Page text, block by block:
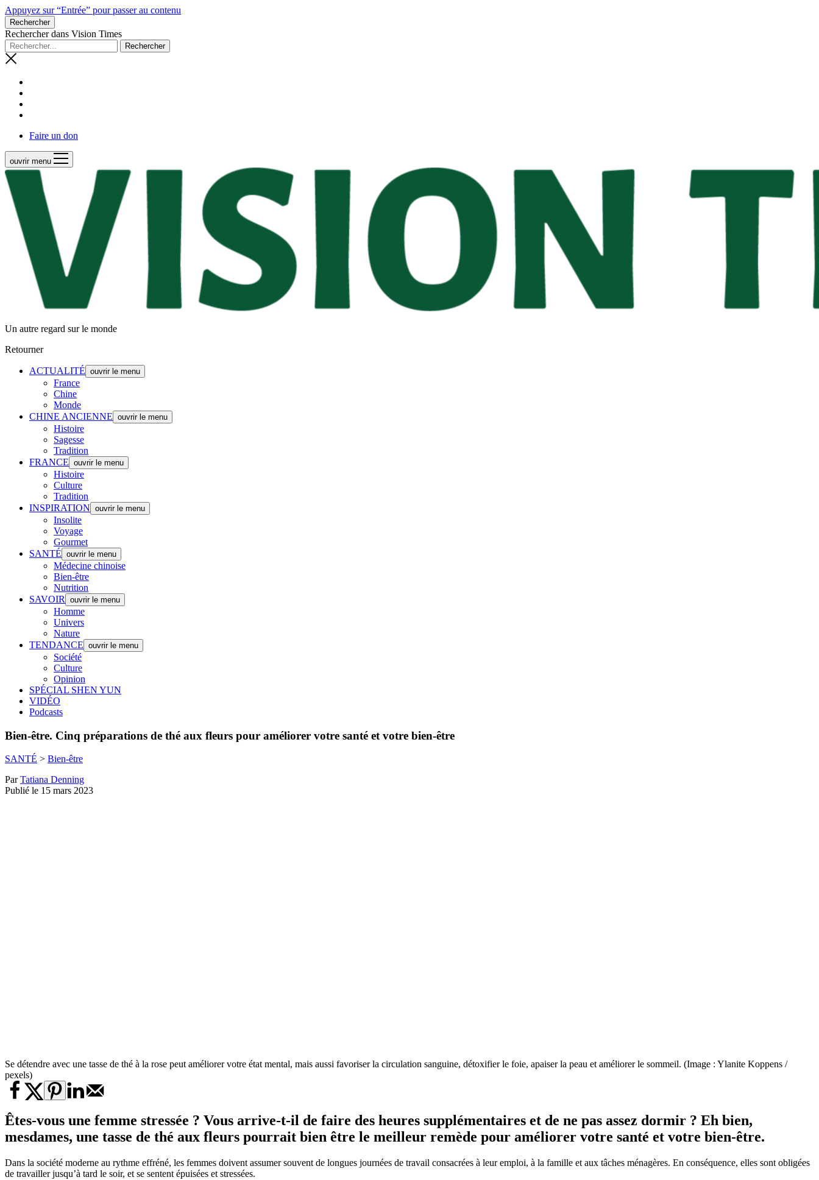
Appuyez sur “Entrée” pour passer au contenu
Rechercher
Rechercher dans Vision Times
Faire un don
ouvrir menu
Un autre regard sur le monde
Retourner
ACTUALITÉ ouvrir le menu
France
Chine
Monde
CHINE ANCIENNE ouvrir le menu
Histoire
Sagesse
Tradition
FRANCE ouvrir le menu
Histoire
Culture
Tradition
INSPIRATION ouvrir le menu
Insolite
Voyage
Gourmet
SANTÉ ouvrir le menu
Médecine chinoise
Bien-être
Nutrition
SAVOIR
ouvrir le menu
Homme
Univers
Nature
TENDANCE ouvrir le menu
Société
Culture
Opinion
SPÉCIAL SHEN YUN
VIDÉO
Podcasts
Bien-être. Cinq préparations de thé aux fleurs pour améliorer votre santé et votre bien-être
SANTÉ > Bien-être
ParTatiana Denning
Publié le 15 mars 2023
Se détendre avec une tasse de thé à la rose peut améliorer votre état mental, mais aussi favoriser la circulation sanguine, détoxifier le foie, apaiser la peau et améliorer le sommeil. (Image : Ylanite Koppens /
pexels)
Êtes-vous une femme stressée ? Vous arrive-t-il de faire des heures supplémentaires et de ne pas assez dormir ? Eh bien,
mesdames, une tasse de thé aux fleurs pourrait bien être le meilleur remède pour améliorer votre santé et votre bien-être.
Dans la société moderne au rythme effréné, les femmes doivent assumer souvent de longues journées de travail consacrées à leur emploi, à la famille et aux tâches ménagères. En conséquence, elles sont obligées
de travailler jusqu’à tard le soir, et se sentent épuisées et stressées.